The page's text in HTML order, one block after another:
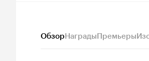
ОбзорНаградыПремьеры